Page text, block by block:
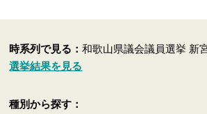
時系列で見る：和歌山県議会議員選挙 新
選挙結果を見る
種別から探す：